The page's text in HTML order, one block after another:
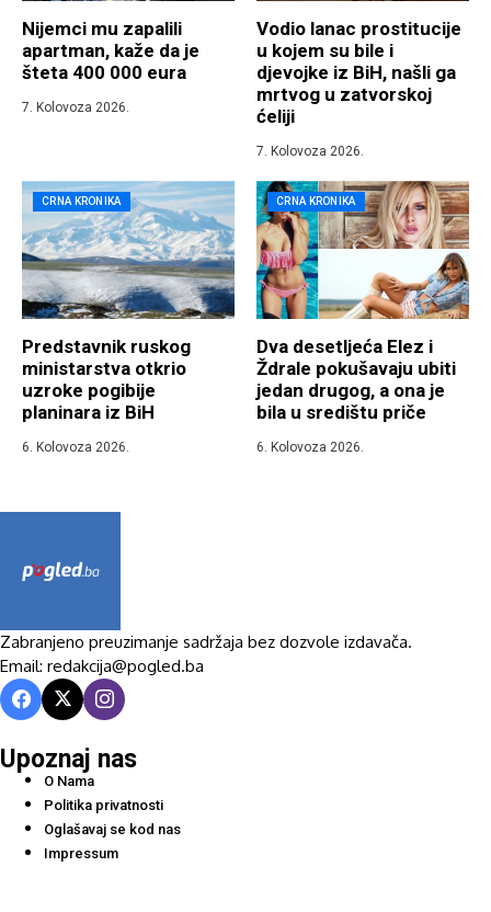
Nijemci mu zapalili
apartman, kaže da je
šteta 400 000 eura
7. Kolovoza 2026.
Vodio lanac prostitucije
u kojem su bile i
djevojke iz BiH, našli ga
mrtvog u zatvorskoj
ćeliji
7. Kolovoza 2026.
CRNA KRONIKA
Predstavnik ruskog
ministarstva otkrio
uzroke pogibije
planinara iz BiH
6. Kolovoza 2026.
CRNA KRONIKA
Dva desetljeća Elez i
Ždrale pokušavaju ubiti
jedan drugog, a ona je
bila u središtu priče
6. Kolovoza 2026.
Zabranjeno preuzimanje sadržaja bez dozvole izdavača.
Email: redakcija@pogled.ba
Upoznaj nas
O Nama
Politika privatnosti
Oglašavaj se kod nas
Impressum